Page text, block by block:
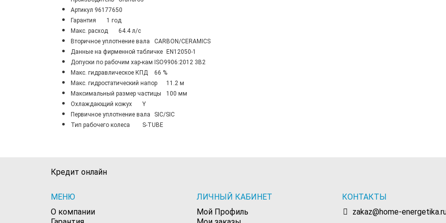
Артикул 96177650
Гарантия
1 год
Maкс. расход
64.4 л/с
Вторичное уплотнение вала
CARBON/CERAMICS
Данные на фирменной табличке
EN12050-1
Допуски по рабочим хар-кам ISO9906:2012 3B2
Макс. гидравлическое КПД
66 %
Макс. гидростатический напор
11.2 м
Максимальный размер частицы
100 мм
Охлаждающий кожух
Y
Первичное уплотнение вала
SIC/SIC
Тип рабочего колеса
S-TUBE
Кредит онлайн
МЕНЮ
О компании
ЛИЧНЫЙ КАБИНЕТ
Мой Профиль
КОНТАКТЫ
zakaz@home-